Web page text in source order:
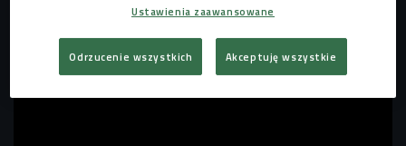
Gościem "Audycji słowno-muzycznej" będzie Janek
Marczewski, który opowie o swoim najnowszym singlu
"UV" - słonecznym utworze o nieufności.
Ustawienia zaawansowane
Odrzucenie wszystkich Akceptuję wszystkie